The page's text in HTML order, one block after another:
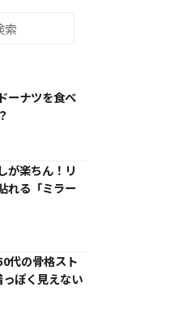
ーナツを食べ
が楽ちん！リ
れる「ミラー
代の骨格スト
ぽく見えない